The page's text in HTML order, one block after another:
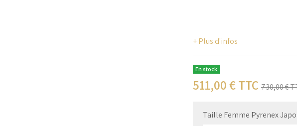
+ Plus d'infos
En stock
511,00€ TTC 730,00€
Taille Femme Pyrenex